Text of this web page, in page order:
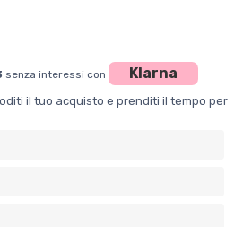
senza interessi con Klarna
il tuo acquisto e prenditi il tempo per